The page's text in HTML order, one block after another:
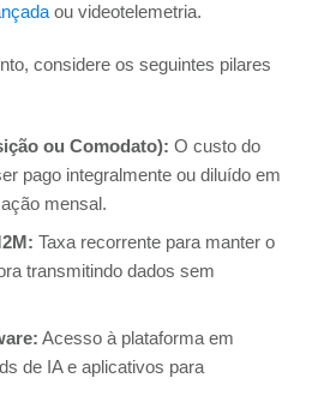
ou videotelemetria.
considere os seguintes pilares
ou Comodato): O custo do
pago integralmente ou diluído em
mensal.
Taxa recorrente para manter o
transmitindo dados sem
Acesso à plataforma em
de IA e aplicativos para